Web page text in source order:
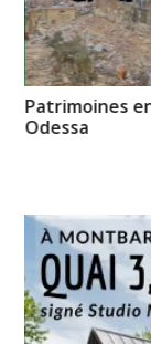
Patrimoines
Odessa